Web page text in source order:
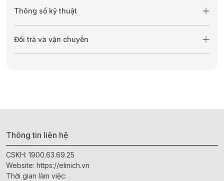
Thông số kỹ thuật
Đổi trả và vận chuyển
Thông tin liên hệ
CSKH: 1900.63.69.25
Website: https://elmich.vn
Thời gian làm việc: